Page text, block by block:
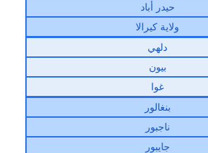
حيدر أباد
ولاية كيرالا
دلهي
بيون
غوا
بنغالور
ناجبور
جايبور